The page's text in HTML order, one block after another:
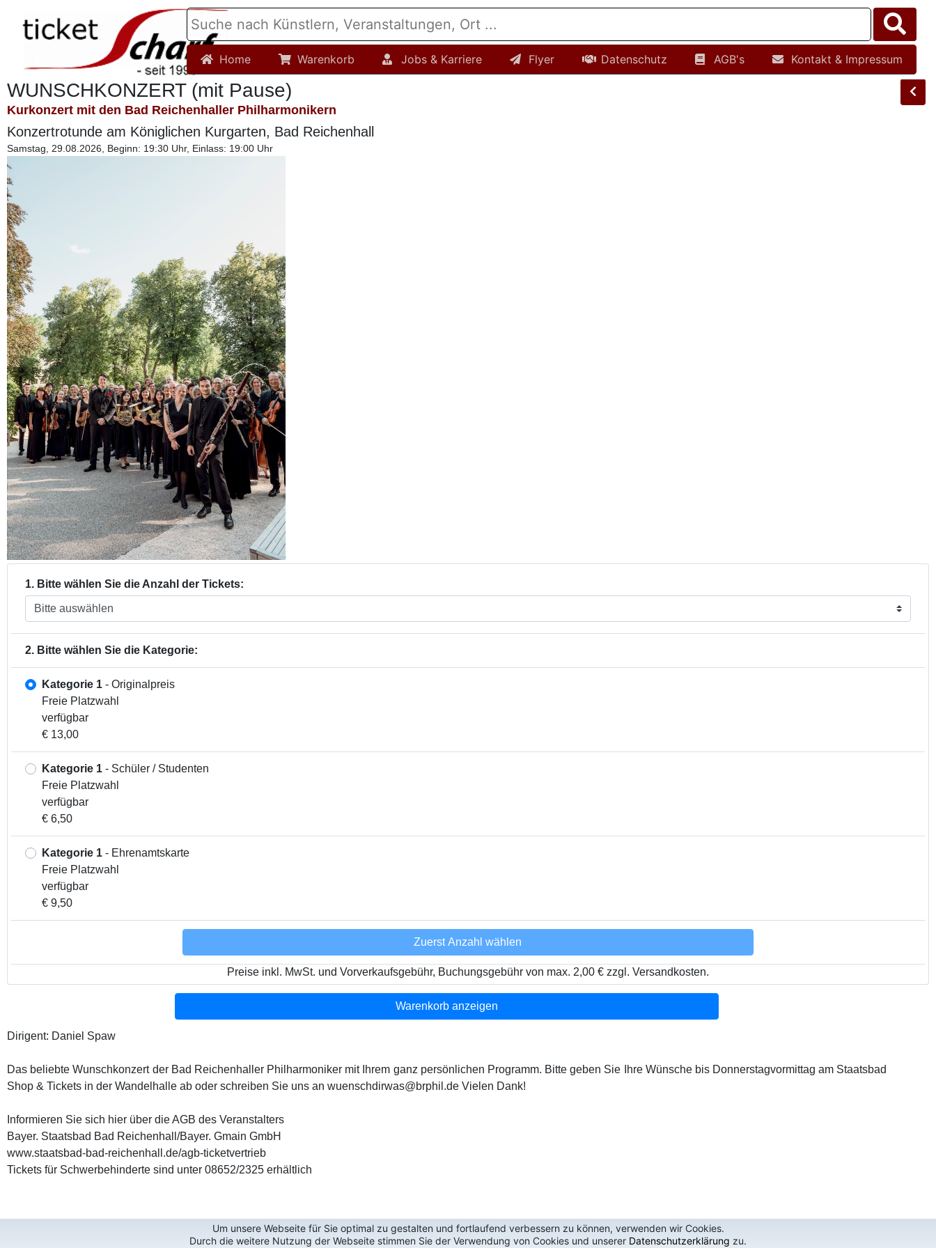
Home Warenkorb Jobs & Karriere Flyer Datenschutz AGB's Kontakt & Impressum
WUNSCHKONZERT (mit Pause)
Kurkonzert mit den Bad Reichenhaller Philharmonikern
Konzertrotunde am Königlichen Kurgarten, Bad Reichenhall
Samstag, 29.08.2026, Beginn: 19:30 Uhr, Einlass: 19:00 Uhr
1. Bitte wählen Sie die Anzahl der Tickets:
2. Bitte wählen Sie die Kategorie:
Kategorie 1 - Originalpreis
Freie Platzwahl
verfügbar
€ 13,00
Kategorie 1 - Schüler / Studenten
Freie Platzwahl
verfügbar
€ 6,50
Kategorie 1 - Ehrenamtskarte
Freie Platzwahl
verfügbar
€ 9,50
Zuerst Anzahl wählen
Preise inkl. MwSt. und Vorverkaufsgebühr, Buchungsgebühr von max. 2,00 € zzgl. Versandkosten.
Warenkorb anzeigen
Dirigent: Daniel Spaw
Das beliebte Wunschkonzert der Bad Reichenhaller Philharmoniker mit Ihrem ganz persönlichen Programm. Bitte geben Sie Ihre Wünsche bis Donnerstagvormittag am Staatsbad
Shop & Tickets in der Wandelhalle ab oder schreiben Sie uns an wuenschdirwas@brphil.de Vielen Dank!
Informieren Sie sich hier über die AGB des Veranstalters
Bayer. Staatsbad Bad Reichenhall/Bayer. Gmain GmbH
www.staatsbad-bad-reichenhall.de/agb-ticketvertrieb
Tickets für Schwerbehinderte sind unter 08652/2325 erhältlich
Um unsere Webseite für Sie optimal zu gestalten und fortlaufend verbessern zu können, verwenden wir Cookies.
Durch die weitere Nutzung der Webseite stimmen Sie der Verwendung von Cookies und unserer Datenschutzerklärung zu.